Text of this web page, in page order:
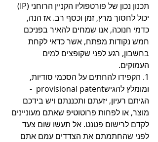
תכנון נכון של פורטפוליו הקניין הרוחני (IP)
יכול לחסוך מרץ, זמן וכסף רב. אז הנה,
כדמי חנוכה, אנו שמחים להאיר בפניכם
חמש נקודות מפתח, אשר כדאי לקחת
בחשבון, רגע לפני שקופצים למים
העמוקים.
1. הקפידו להחתים על הסכמי סודיות,
ומומלץ להגישprovisional patent  -
הגיתם רעיון, יזעתם ותכננתם ויש בידכם
מוצר, או לפחות פרוטוטיפ שאתם מעוניינים
לקדם לרישום פטנט. אל תעשו שום צעד
לפני שהחתמתם את הצדדים עמם אתם